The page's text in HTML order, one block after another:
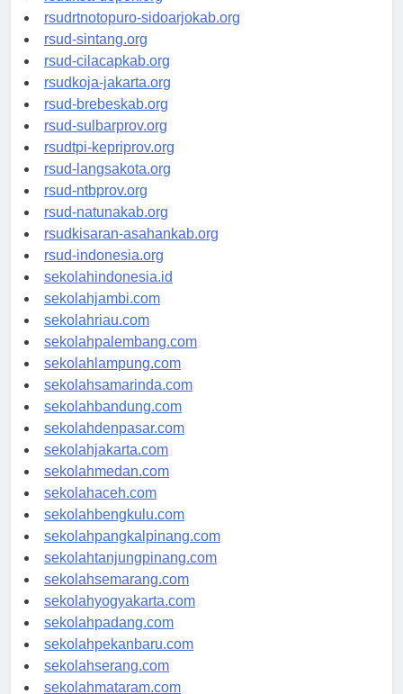
rsudksa-depok.org
rsudrtnotopuro-sidoarjokab.org
rsud-sintang.org
rsud-cilacapkab.org
rsudkoja-jakarta.org
rsud-brebeskab.org
rsud-sulbarprov.org
rsudtpi-kepriprov.org
rsud-langsakota.org
rsud-ntbprov.org
rsud-natunakab.org
rsudkisaran-asahankab.org
rsud-indonesia.org
sekolahindonesia.id
sekolahjambi.com
sekolahriau.com
sekolahpalembang.com
sekolahlampung.com
sekolahsamarinda.com
sekolahbandung.com
sekolahdenpasar.com
sekolahjakarta.com
sekolahmedan.com
sekolahaceh.com
sekolahbengkulu.com
sekolahpangkalpinang.com
sekolahtanjungpinang.com
sekolahsemarang.com
sekolahyogyakarta.com
sekolahpadang.com
sekolahpekanbaru.com
sekolahserang.com